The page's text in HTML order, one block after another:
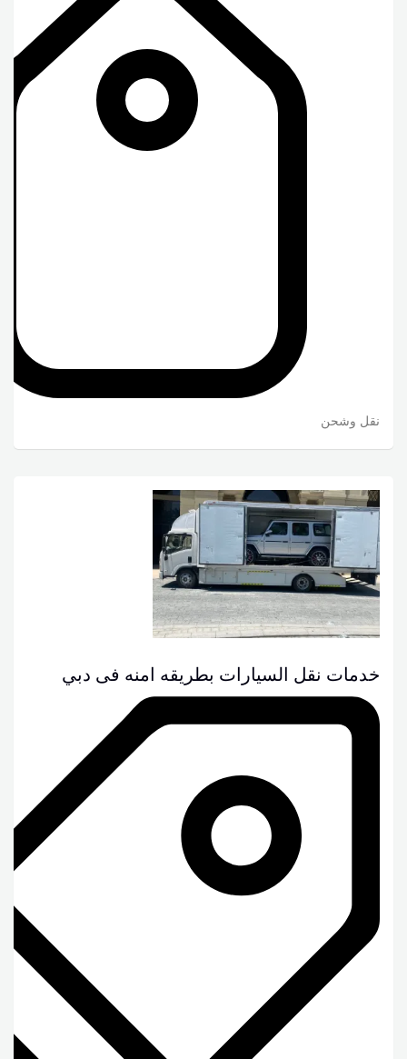
نقل وشحن
خدمات نقل السيارات بطريقه امنه فى دبي